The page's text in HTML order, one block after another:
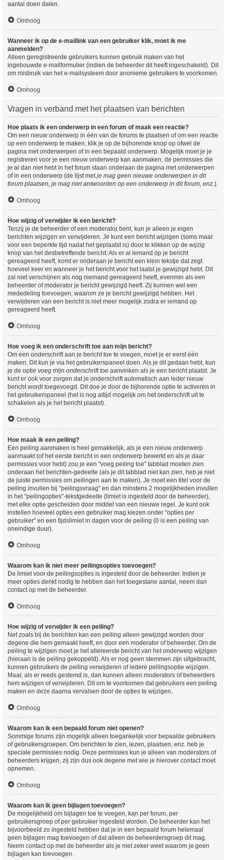
aantal doen dalen.
Omhoog
Wanneer ik op de e-maillink van een gebruiker klik, moet ik me
aanmelden?
Alleen geregistreerde gebruikers kunnen gebruik maken van het
ingebouwde e-mailformulier (indien de beheerder dit heeft ingeschakeld). Dit
om misbruik van het e-mailsysteem door anonieme gebruikers te voorkomen.
Omhoog
Vragen in verband met het plaatsen van berichten
Hoe plaats ik een onderwerp in een forum of maak een reactie?
Om een nieuw onderwerp in één van de forums te plaatsen of om een reactie
op een onderwerp te maken, klik je op de bijhorende knop op ofwel de
pagina met onderwerpen of in een bepaald onderwerp. Mogelijk moet je je
registreren voor je een nieuw onderwerp kan aanmaken, de permissies die
je al dan niet hebt in het forum staan onderaan de pagina met onderwerpen
of in een onderwerp (de lijst metje mag geen nieuwe onderwerpen in dit
forum plaatsen, je mag niet antwoorden op een onderwerp in dit forum, enz.).
Omhoog
Hoe wijzig of verwijder ik een bericht?
Tenzij je de beheerder of een moderator bent, kun je alleen je eigen
berichten wijzigen en verwijderen. Je kunt een bericht wijzigen (soms maar
voor een beperkte tijd nadat het geplaatst is) door te klikken op de wijzig
knop van het desbetreffende bericht. Als er al iemand op je bericht
gereageerd heeft, komt er onderaan je bericht een klein tekstje dat zegt
hoeveel keer en wanneer je het bericht voor het laatst je gewijzigd hebt. Dit
zal niet verschijnen als nog niemand gereageerd heeft, evenmin als een
beheerder of moderator je bericht gewijzigd heeft. Zij kunnen wel een
mededeling toevoegen, waarom ze je bericht gewijzigd hebben. Het
verwijderen van een bericht is niet meer mogelijk zodra er iemand op
gereageerd heeft.
Omhoog
Hoe voeg ik een onderschrift toe aan mijn bericht?
Om een onderschrift aan je bericht toe te voegen, moet je er eerst één
maken. Dit kun je via het gebruikerspaneel doen. Als je dit gedaan hebt, kun
je de optie voeg mijn onderschrift toe aanvinken als je een bericht plaatst. Je
kunt er ook voor zorgen dat je onderschrift automatisch aan ieder nieuw
bericht wordt toegevoegd. Dit doe je door de bijhorende optie te activeren in
het gebruikerspaneel (het is nog altijd mogelijk om het onderschrift uit te
schakelen als je het bericht plaatst).
Omhoog
Hoe maak ik een peiling?
Een peiling aanmaken is heel gemakkelijk, als je een nieuw onderwerp
aanmaakt (of het eerste bericht in een onderwerp bewerkt en als je daar
permissies voor hebt) zou je een "voeg peiling toe" tabblad moeten zien
onderaan het berichten-gedeelte (als je dit tabblad niet kan zien, heb je niet
de juiste permissies om peilingen aan te maken). Je moet een titel voor de
peiling invullen bij "peilingsvraag" en dan minstens 2 mogelijkheden invullen
in het "peilingopties"-tekstgedeelte (limiet is ingesteld door de beheerder),
met elke optie gescheiden door middel van een nieuwe regel. Je kunt ook
instellen hoeveel opties een gebruiker mag kiezen onder "opties per
gebruiker" en een tijdslimiet in dagen voor de peiling (0 is een peiling van
oneindige duur).
Omhoog
Waarom kan ik niet meer peilingsopties toevoegen?
De limiet voor de peilingsopties is ingesteld door de beheerder. Indien je
meer opties denkt nodig te hebben dan het toegestane aantal, neem dan
contact op met de beheerder.
Omhoog
Hoe wijzig of verwijder ik een peiling?
Net zoals bij de berichten kan een peiling alleen gewijzigd worden door
degene die hem gemaakt heeft, en door een moderator of beheerder. Om de
peiling te wijzigen moet je het allereerste bericht van het onderwerp wijzigen
(hieraan is de peiling gekoppeld). Als er nog geen stemmen zijn uitgebracht,
kunnen gebruikers de peiling verwijderen of iedere peilingsoptie wijzigen.
Maar, als er reeds gestemd is, dan kunnen alleen moderators of beheerders
hem wijzigen of verwijderen. Dit om te voorkomen dat gebruikers een peiling
maken en deze daarna vervalsen door de opties te wijzigen.
Omhoog
Waarom kan ik een bepaald forum niet openen?
Sommige forums zijn mogelijk alleen toegankelijk voor bepaalde gebruikers
of gebruikersgroepen. Om berichten te zien, lezen, plaatsen, enz. heb je
speciale permissies nodig. Deze permissies kun je alleen van moderators of
beheerders krijgen, zij zijn dus ook degene met wie je hierover contact moet
opnemen.
Omhoog
Waarom kan ik geen bijlagen toevoegen?
De mogelijkheid om bijlagen toe te voegen, kan per forum, per
gebruikersgroep of per gebruiker ingesteld worden. De beheerder kan het
bijvoorbeeld zo ingesteld hebben dat je in een bepaald forum helemaal
geen bijlagen mag toevoegen of dat alleen de beheerdersgroep dit mag.
Neem contact op met de beheerder als je niet zeker weet waarom je geen
bijlagen kan toevoegen.